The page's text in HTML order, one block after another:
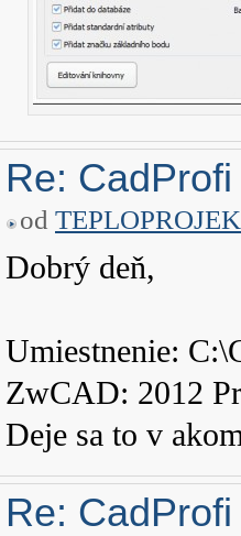
Re:
od
Dobrý deň,
Umiestnenie:
ZwCAD: 2012
Deje sa to v
Re: